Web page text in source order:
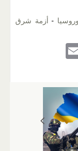
- أزمة شرق